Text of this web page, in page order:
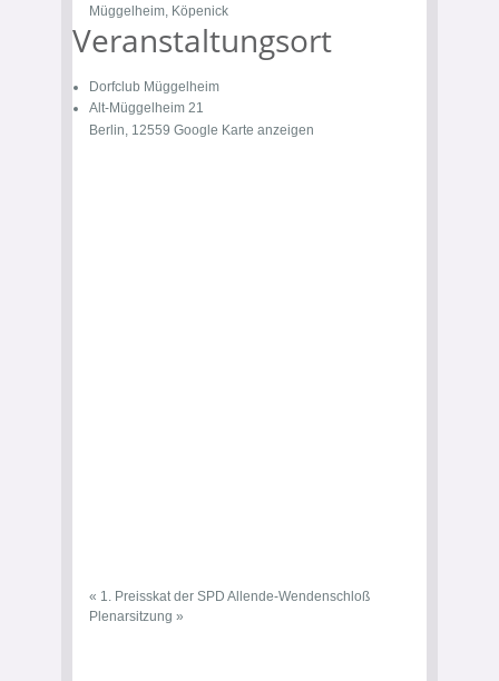
Müggelheim Köpenick
Veranstaltungsort
Dorfclub Müggelheim
Alt-Müggelheim 21
Berlin 12559 Google Karte anzeigen
« 1. Preisskat der SPD Allende-Wendenschloß
Plenarsitzung »